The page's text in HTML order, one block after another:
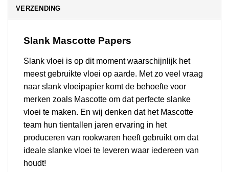
VERZENDING
Slank Mascotte Papers
Slank vloei is op dit moment waarschijnlijk het
meest gebruikte vloei op aarde. Met zo veel vraag
naar slank vloeipapier komt de behoefte voor
merken zoals Mascotte om dat perfecte slanke
vloei te maken. En wij denken dat het Mascotte
team hun tientallen jaren ervaring in het
produceren van rookwaren heeft gebruikt om dat
ideale slanke vloei te leveren waar iedereen van
houdt!